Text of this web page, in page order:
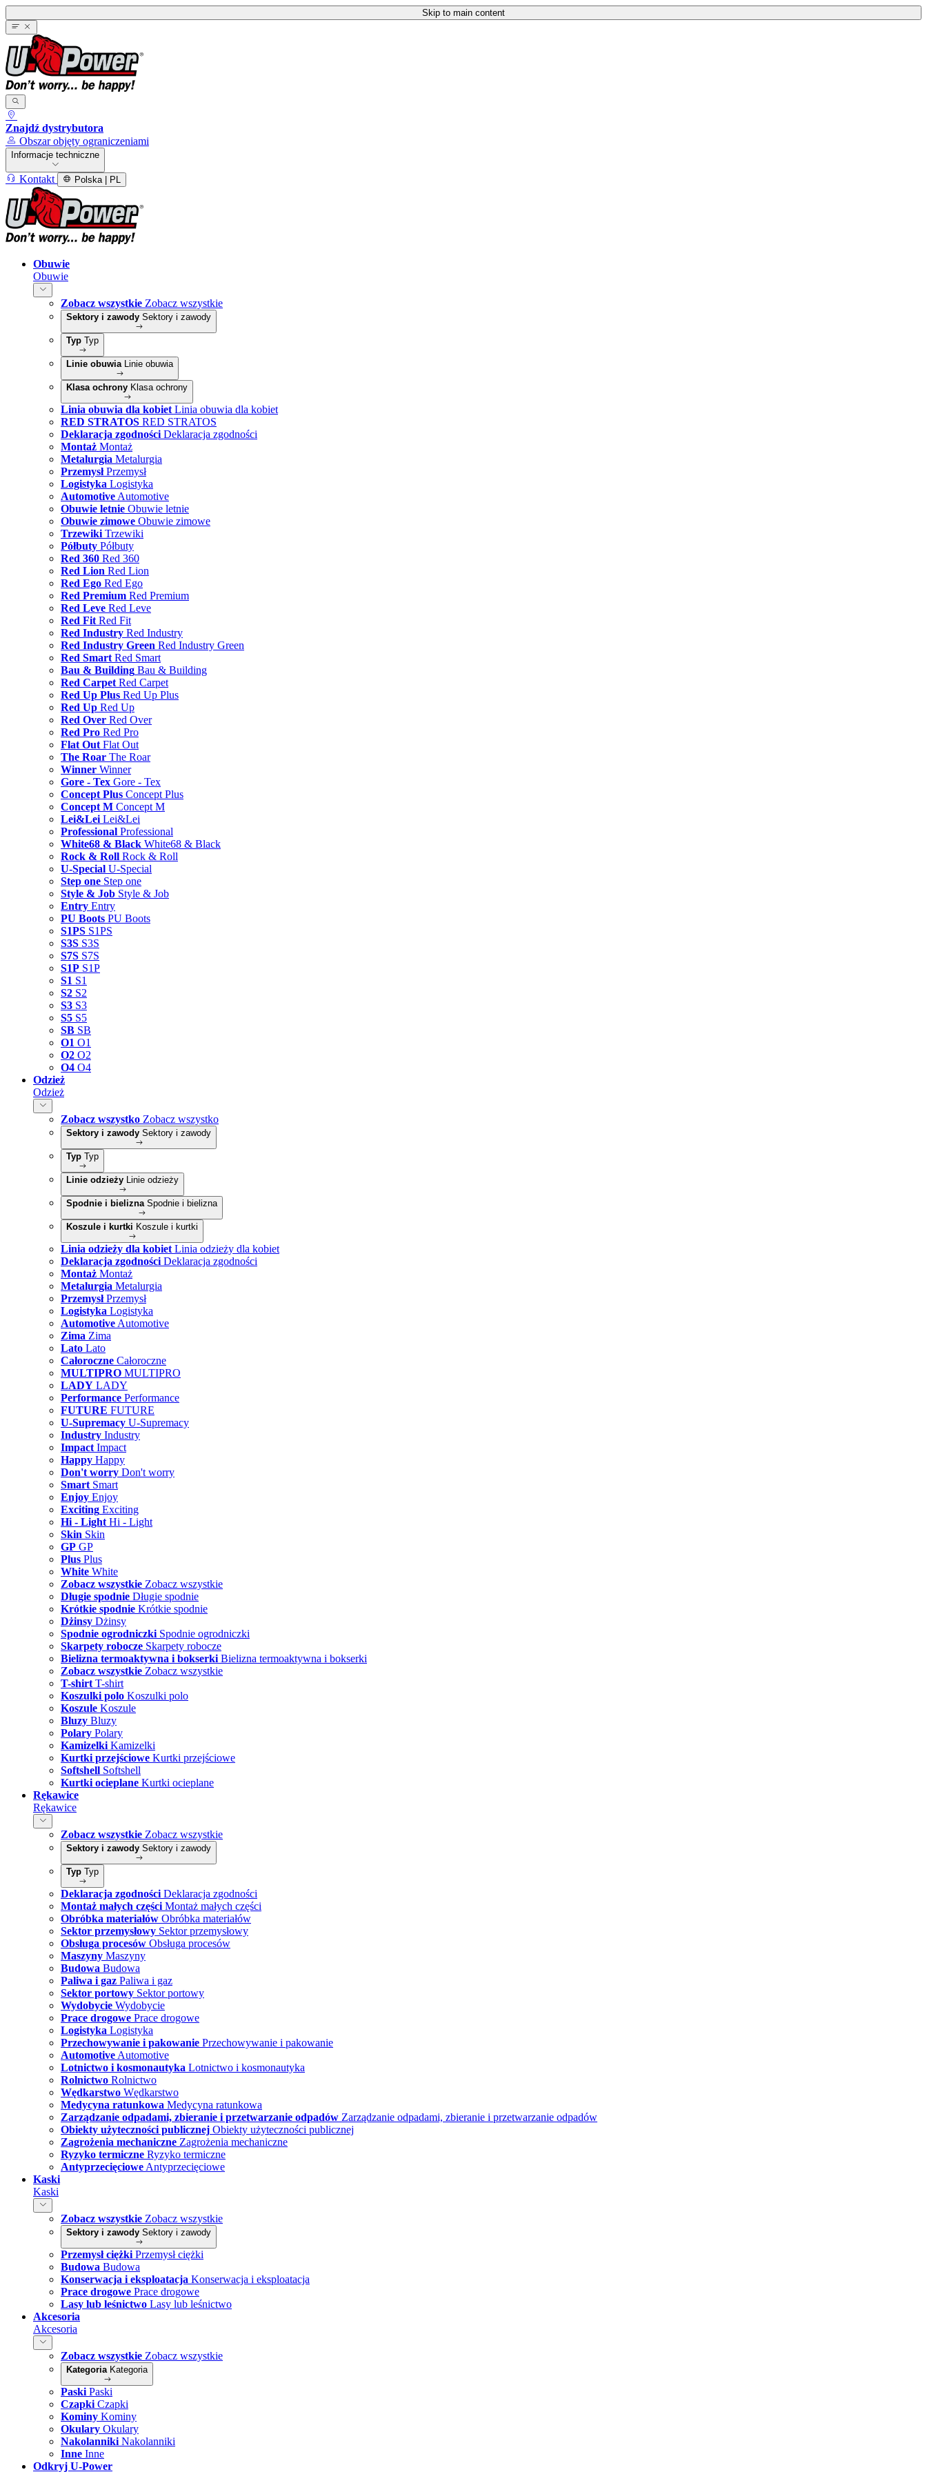
Skip to main content
Znajdź dystrybutora
Obszar objęty ograniczeniami
Informacje techniczne
Kontakt Polska | PL
Obuwie
Obuwie
Zobacz wszystkie Zobacz wszystkie
Sektory i zawody Sektory i zawody
Typ Typ
Linie obuwia Linie obuwia
Klasa ochrony Klasa ochrony
Linia obuwia dla kobiet Linia obuwia dla kobiet
RED STRATOS RED STRATOS
Deklaracja zgodności Deklaracja zgodności
Montaż Montaż
Metalurgia Metalurgia
Przemysł Przemysł
Logistyka Logistyka
Automotive Automotive
Obuwie letnie Obuwie letnie
Obuwie zimowe Obuwie zimowe
Trzewiki Trzewiki
Półbuty Półbuty
Red 360 Red 360
Red Lion Red Lion
Red Ego Red Ego
Red Premium Red Premium
Red Leve Red Leve
Red Fit Red Fit
Red Industry Red Industry
Red Industry Green Red Industry Green
Red Smart Red Smart
Bau & Building Bau & Building
Red Carpet Red Carpet
Red Up Plus Red Up Plus
Red Up Red Up
Red Over Red Over
Red Pro Red Pro
Flat Out Flat Out
The Roar The Roar
Winner Winner
Gore - Tex Gore - Tex
Concept Plus Concept Plus
Concept M Concept M
Lei&Lei Lei&Lei
Professional Professional
White68 & Black White68 & Black
Rock & Roll Rock & Roll
U-Special U-Special
Step one Step one
Style & Job Style & Job
Entry Entry
PU Boots PU Boots
S1PS S1PS
S3S S3S
S7S S7S
S1P S1P
S1 S1
S2 S2
S3 S3
S5 S5
SB SB
O1 O1
O2 O2
O4 O4
Odzież
Odzież
Zobacz wszystko Zobacz wszystko
Sektory i zawody Sektory i zawody
Typ Typ
Linie odzieży Linie odzieży
Spodnie i bielizna Spodnie i bielizna
Koszule i kurtki Koszule i kurtki
Linia odzieży dla kobiet Linia odzieży dla kobiet
Deklaracja zgodności Deklaracja zgodności
Montaż Montaż
Metalurgia Metalurgia
Przemysł Przemysł
Logistyka Logistyka
Automotive Automotive
Zima Zima
Lato Lato
Całoroczne Całoroczne
MULTIPRO MULTIPRO
LADY LADY
Performance Performance
FUTURE FUTURE
U-Supremacy U-Supremacy
Industry Industry
Impact Impact
Happy Happy
Don't worry Don't worry
Smart Smart
Enjoy Enjoy
Exciting Exciting
Hi - Light Hi - Light
Skin Skin
GP GP
Plus Plus
White White
Zobacz wszystkie Zobacz wszystkie
Długie spodnie Długie spodnie
Krótkie spodnie Krótkie spodnie
Dżinsy Dżinsy
Spodnie ogrodniczki Spodnie ogrodniczki
Skarpety robocze Skarpety robocze
Bielizna termoaktywna i bokserki Bielizna termoaktywna i bokserki
Zobacz wszystkie Zobacz wszystkie
T-shirt T-shirt
Koszulki polo Koszulki polo
Koszule Koszule
Bluzy Bluzy
Polary Polary
Kamizelki Kamizelki
Kurtki przejściowe Kurtki przejściowe
Softshell Softshell
Kurtki ocieplane Kurtki ocieplane
Rękawice
Rękawice
Zobacz wszystkie Zobacz wszystkie
Sektory i zawody Sektory i zawody
Typ Typ
Deklaracja zgodności Deklaracja zgodności
Montaż małych części Montaż małych części
Obróbka materiałów Obróbka materiałów
Sektor przemysłowy Sektor przemysłowy
Obsługa procesów Obsługa procesów
Maszyny Maszyny
Budowa Budowa
Paliwa i gaz Paliwa i gaz
Sektor portowy Sektor portowy
Wydobycie Wydobycie
Prace drogowe Prace drogowe
Logistyka Logistyka
Przechowywanie i pakowanie Przechowywanie i pakowanie
Automotive Automotive
Lotnictwo i kosmonautyka Lotnictwo i kosmonautyka
Rolnictwo Rolnictwo
Wędkarstwo Wędkarstwo
Medycyna ratunkowa Medycyna ratunkowa
Zarządzanie odpadami, zbieranie i przetwarzanie odpadów Zarządzanie odpadami, zbieranie i przetwarzanie odpadów
Obiekty użyteczności publicznej Obiekty użyteczności publicznej
Zagrożenia mechaniczne Zagrożenia mechaniczne
Ryzyko termiczne Ryzyko termiczne
Antyprzecięciowe Antyprzecięciowe
Kaski
Kaski
Zobacz wszystkie Zobacz wszystkie
Sektory i zawody Sektory i zawody
Przemysł ciężki Przemysł ciężki
Budowa Budowa
Konserwacja i eksploatacja Konserwacja i eksploatacja
Prace drogowe Prace drogowe
Lasy lub leśnictwo Lasy lub leśnictwo
Akcesoria
Akcesoria
Zobacz wszystkie Zobacz wszystkie
Kategoria Kategoria
Paski Paski
Czapki Czapki
Kominy Kominy
Okulary Okulary
Nakolanniki Nakolanniki
Inne Inne
Odkryj U-Power